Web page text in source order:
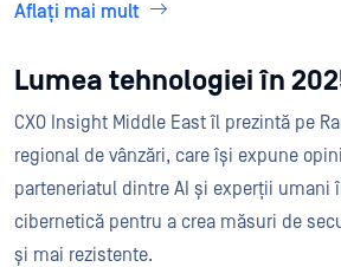
Aflați mai mult
Lumea tehnologiei în
CXO Insight Middle East îl prezintă pe
regional de vânzări, care își expune
parteneriatul dintre AI și experții umani
cibernetică pentru a crea măsuri de
și mai rezistente.